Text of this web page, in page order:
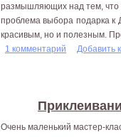
размышляющих над тем, что
проблема выбора подарка к
красивым, но и полезным.
1 комментарий
Добавить
Очень маленький мастер-